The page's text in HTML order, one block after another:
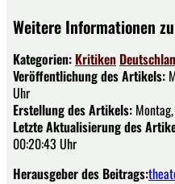
Weitere Informationen
Kategorien: Kritiken
Veröffentlichung des Artikels:
Uhr
Erstellung des Artikels:
Letzte Aktualisierung des
00:20:43 Uhr
Herausgeber des Beitrags: